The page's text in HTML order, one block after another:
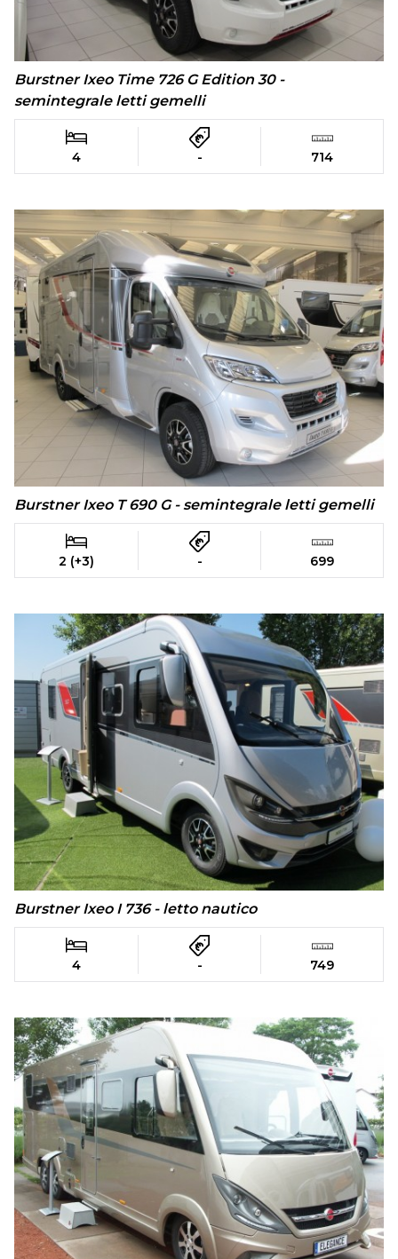
Burstner Ixeo Time 726 G Edition 30 -
semintegrale letti gemelli
4 - 714
Burstner Ixeo T 690 G - semintegrale letti gemelli
2 (+3) - 699
Burstner Ixeo I 736 - letto nautico
4 - 749